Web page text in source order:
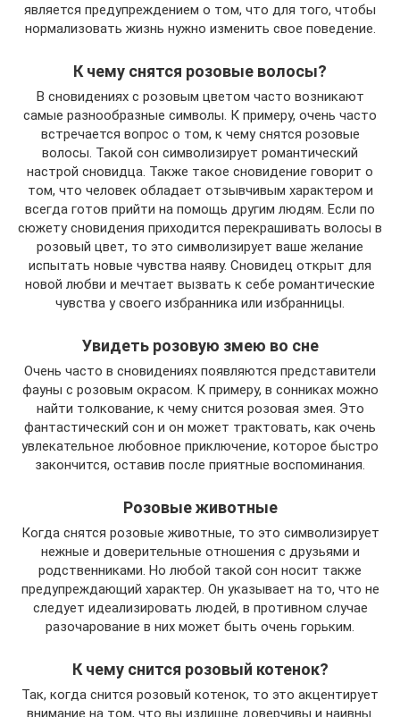
является предупреждением о том, что для того, чтобы
нормализовать жизнь нужно изменить свое поведение.
К чему снятся розовые волосы?
В сновидениях с розовым цветом часто возникают
самые разнообразные символы. К примеру, очень часто
встречается вопрос о том, к чему снятся розовые
волосы. Такой сон символизирует романтический
настрой сновидца. Также такое сновидение говорит о
том, что человек обладает отзывчивым характером и
всегда готов прийти на помощь другим людям. Если по
сюжету сновидения приходится перекрашивать волосы в
розовый цвет, то это символизирует ваше желание
испытать новые чувства наяву. Сновидец открыт для
новой любви и мечтает вызвать к себе романтические
чувства у своего избранника или избранницы.
Увидеть розовую змею во сне
Очень часто в сновидениях появляются представители
фауны с розовым окрасом. К примеру, в сонниках можно
найти толкование, к чему снится розовая змея. Это
фантастический сон и он может трактовать, как очень
увлекательное любовное приключение, которое быстро
закончится, оставив после приятные воспоминания.
Розовые животные
Когда снятся розовые животные, то это символизирует
нежные и доверительные отношения с друзьями и
родственниками. Но любой такой сон носит также
предупреждающий характер. Он указывает на то, что не
следует идеализировать людей, в противном случае
разочарование в них может быть очень горьким.
К чему снится розовый котенок?
Так, когда снится розовый котенок, то это акцентирует
внимание на том, что вы излишне доверчивы и наивны.